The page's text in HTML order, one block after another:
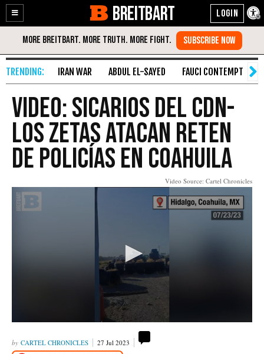
Enable
Accessibility
Skip
Content
BREITBART
IRAN WAR ABDUL EL-SAYED FAUCI CONTEMPT
VIDEO: Sicarios del CDN-
Los Zetas Atacan Reten
de Policías en Coahuila
Video Source: Cartel Chronicles
CARTEL CHRONICLES 27 Jul 2023